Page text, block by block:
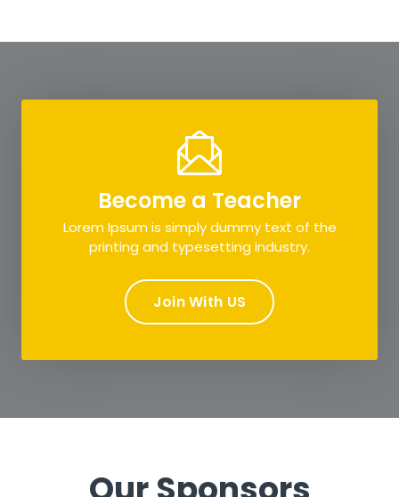
Become a Teacher
Lorem Ipsum is simply dummy text of the
printing and typesetting industry.
Join With US